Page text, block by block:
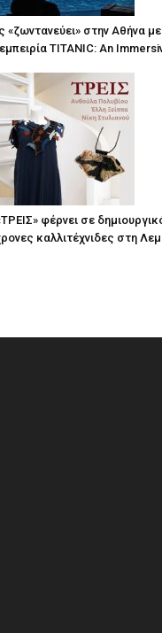
«ζωντανεύει» στην Αθήνα
TITANIC: An
φέρνει σε
καλλιτέχνιδες στη